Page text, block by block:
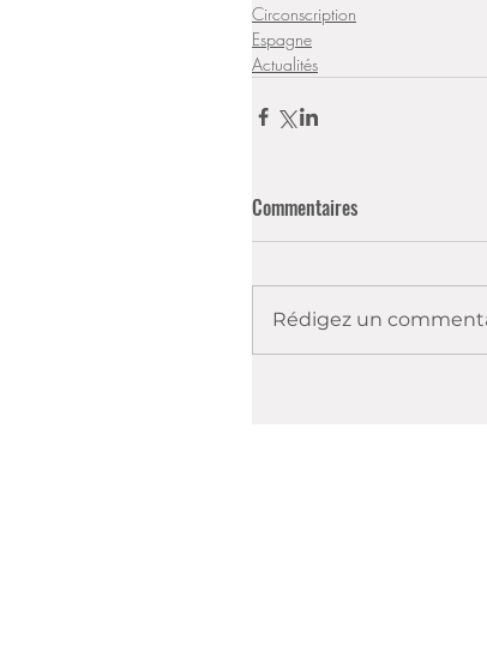
Circonscription
Espagne
Actualités
Commentaires
Rédigez un